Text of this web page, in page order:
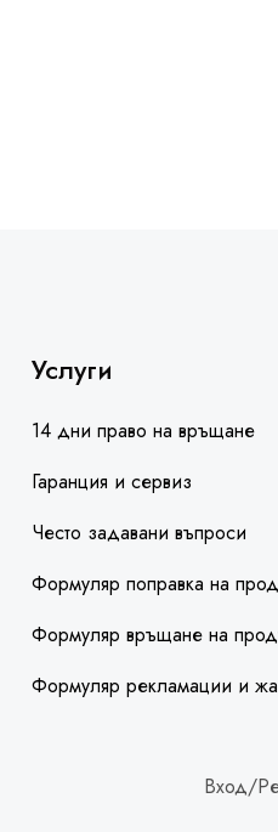
Услуги
14 дни право на връщане
Гаранция и сервиз
Често задавани въпроси
Формуляр поправка на
Формуляр връщане на
Формуляр рекламации и
Вход/